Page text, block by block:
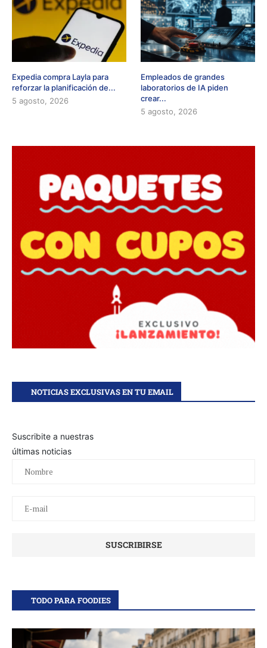
Expedia compra Layla para
reforzar la planificación de...
5 agosto, 2026
Empleados de grandes
laboratorios de IA piden
crear...
5 agosto, 2026
NOTICIAS EXCLUSIVAS EN TU EMAIL
Suscribite a nuestras
últimas noticias
TODO PARA FOODIES